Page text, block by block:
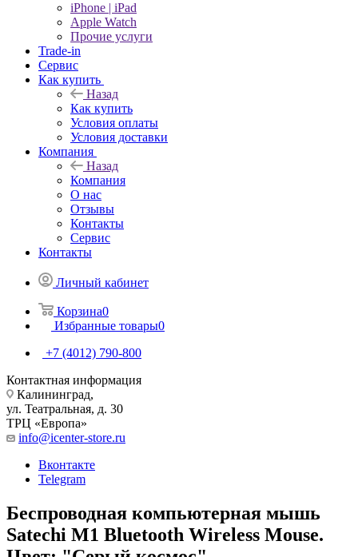
iPhone | iPad
Apple Watch
Прочие услуги
Trade-in
Сервис
Как купить
Назад
Как купить
Условия оплаты
Условия доставки
Компания
Назад
Компания
О нас
Отзывы
Контакты
Сервис
Контакты
Личный кабинет
Корзина0
Избранные товары0
+7 (4012) 790-800
Контактная информация
Калининград,
ул. Театральная, д. 30
ТРЦ «Европа»
info@icenter-store.ru
Вконтакте
Telegram
Беспроводная компьютерная мышь
Satechi M1 Bluetooth Wireless Mouse.